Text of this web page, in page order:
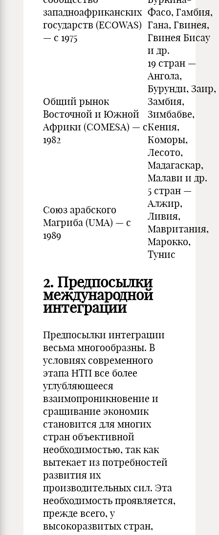
западноафриканских
государств (ECOWAS)
— с 1975
Фасо, Гамбия,
Гана, Гвинея,
Гвинея Бисау
и др.
Общий рынок
Восточной и Южной
Африки (COMESA) — с
1982
19 стран —
Ангола,
Бурунди, Заир,
Замбия,
Зимбабве,
Кения,
Коморы,
Лесото,
Мадагаскар,
Малави и др.
Союз арабского
Магриба (UMA) — с
1989
5 стран —
Алжир,
Ливия,
Мавритания,
Марокко,
Тунис
2. Предпосылки
международной
интеграции
Предпосылки интеграции
весьма многообразны. В
условиях современного
этапа НТП все более
углубляющееся
взаимопроникновение и
сращивание экономик
становится для многих
стран объективной
необходимостью, так как
вытекает из потребностей
развития их
производительных сил. Эта
необходимость проявляется,
прежде всего, у
высокоразвитых стран,